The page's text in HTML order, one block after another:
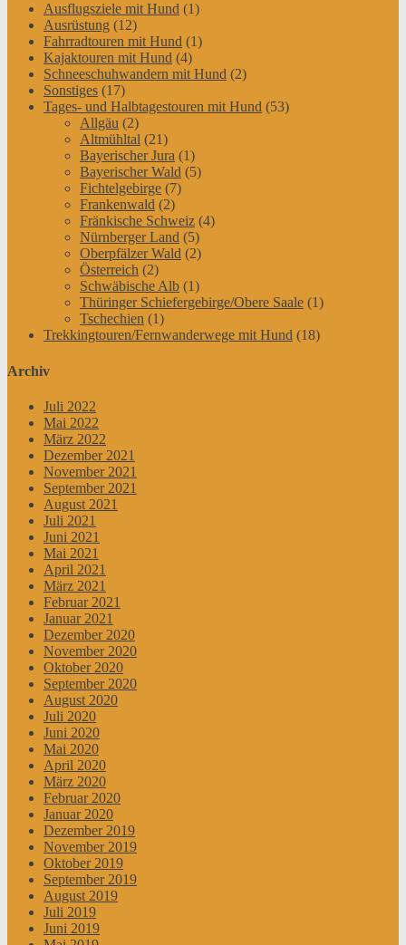
Ausflugsziele mit Hund (1)
Ausrüstung (12)
Fahrradtouren mit Hund (1)
Kajaktouren mit Hund (4)
Schneeschuhwandern mit Hund (2)
Sonstiges (17)
Tages- und Halbtagestouren mit Hund (53)
Allgäu (2)
Altmühltal (21)
Bayerischer Jura (1)
Bayerischer Wald (5)
Fichtelgebirge (7)
Frankenwald (2)
Fränkische Schweiz (4)
Nürnberger Land (5)
Oberpfälzer Wald (2)
Österreich (2)
Schwäbische Alb (1)
Thüringer Schiefergebirge/Obere Saale (1)
Tschechien (1)
Trekkingtouren/Fernwanderwege mit Hund (18)
Archiv
Juli 2022
Mai 2022
März 2022
Dezember 2021
November 2021
September 2021
August 2021
Juli 2021
Juni 2021
Mai 2021
April 2021
März 2021
Februar 2021
Januar 2021
Dezember 2020
November 2020
Oktober 2020
September 2020
August 2020
Juli 2020
Juni 2020
Mai 2020
April 2020
März 2020
Februar 2020
Januar 2020
Dezember 2019
November 2019
Oktober 2019
September 2019
August 2019
Juli 2019
Juni 2019